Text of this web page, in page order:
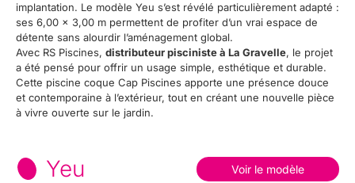
implantation. Le modèle Yeu s’est révélé particulièrement adapté :
ses 6,00 x 3,00 m permettent de profiter d’un vrai espace de
détente sans alourdir l’aménagement global.
Avec RS Piscines, distributeur pisciniste à La Gravelle, le projet
a été pensé pour offrir un usage simple, esthétique et durable.
Cette piscine coque Cap Piscines apporte une présence douce
et contemporaine à l’extérieur, tout en créant une nouvelle pièce
à vivre ouverte sur le jardin.
Yeu Voir le modèle